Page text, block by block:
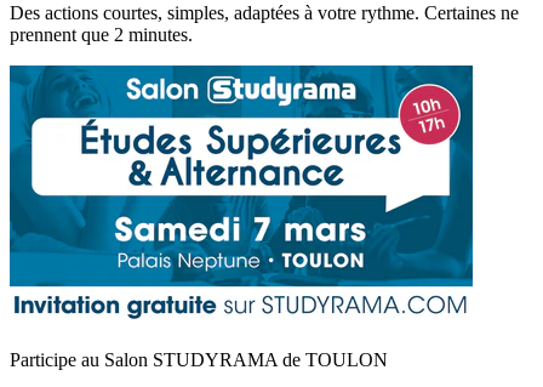
Des actions courtes, simples, adaptées à votre rythme. Certaines ne
prennent que 2 minutes.
Participe au Salon STUDYRAMA de TOULON